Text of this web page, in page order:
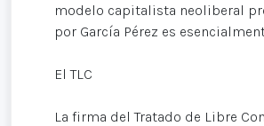
modelo capitalista neoliberal
por García Pérez es
El TLC
La firma del Tratado de Libre